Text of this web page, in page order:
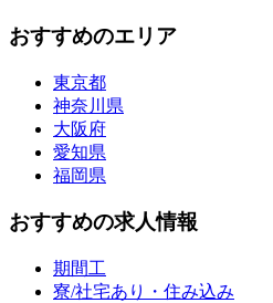
おすすめのエリア
東京都
神奈川県
大阪府
愛知県
福岡県
おすすめの求人情報
期間工
寮/社宅あり・住み込み